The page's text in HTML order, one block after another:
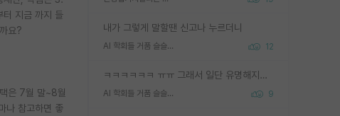
내가 그렇게 말할땐 신고나 누르더니
AI 학회들 거품 슬슬 지적이 나오네요 12
ㅋㅋㅋㅋㅋㅋ ㅠㅠ 그래서 일단 유명해지는게 중요한거같습니다
AI 학회들 거품 슬슬 지적이 나오네요 9
지금 까지 들
요?
은 7월 말~8월
나 참고하면 좋